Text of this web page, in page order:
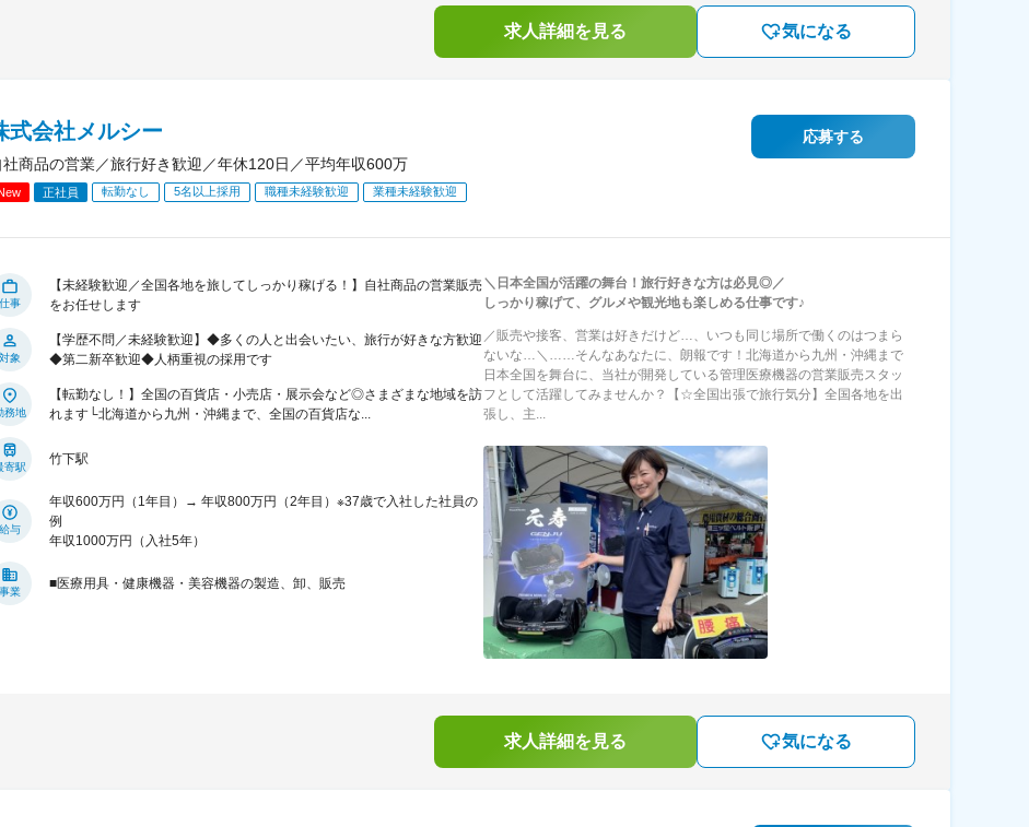
求人詳細を見る 気になる
式会社メルシー
社商品の営業／旅行好き歓迎／年休120日／平均年収600万
正社員 転勤なし 5名以上採用 職種未経験歓迎 業種未経験歓迎
応募する
仕事
【未経験歓迎／全国各地を旅してしっかり稼げる！】自社商品の営業販売
をお任せします
対象
【学歴不問／未経験歓迎】◆多くの人と出会いたい、旅行が好きな方歓迎
◆第二新卒歓迎◆人柄重視の採用です
務地
【転勤なし！】全国の百貨店・小売店・展示会など◎さまざまな地域を訪
れます└北海道から九州・沖縄まで、全国の百貨店な...
寄駅
竹下駅
給与
年収600万円（1年目）→ 年収800万円（2年目）※37歳で入社した社員の
例
年収1000万円（入社5年）
事業
■医療用具・健康機器・美容機器の製造、卸、販売
＼日本全国が活躍の舞台！旅行好きな方は必見◎／
しっかり稼げて、グルメや観光地も楽しめる仕事です♪
／販売や接客、営業は好きだけど…、いつも同じ場所で働くのはつまら
ないな…＼……そんなあなたに、朗報です！北海道から九州・沖縄まで
日本全国を舞台に、当社が開発している管理医療機器の営業販売スタッ
フとして活躍してみませんか？【☆全国出張で旅行気分】全国各地を出
張し、主...
求人詳細を見る 気になる